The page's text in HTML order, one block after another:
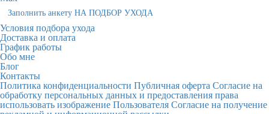
Заполнить анкету НА ПОДБОР УХОДА
Условия подбора ухода
Доставка и оплата
График работы
Обо мне
Блог
Контакты
Политика конфиденциальности Публичная оферта Согласие на
обработку персональных данных и предоставления права
использовать изображение Пользователя Согласие на получение